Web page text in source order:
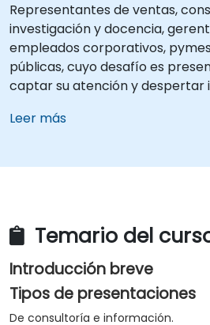
Representantes de ventas,
investigación y docencia,
empleados corporativos,
públicas, cuyo desafío es
captar su atención y despertar
Leer más
Temario del
Introducción breve
Tipos de presentaciones
De consultoría e información.